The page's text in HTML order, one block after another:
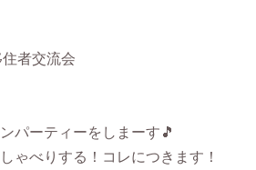
者交流会
パーティーをしまーす🎵
ゃべりする！コレにつきます！